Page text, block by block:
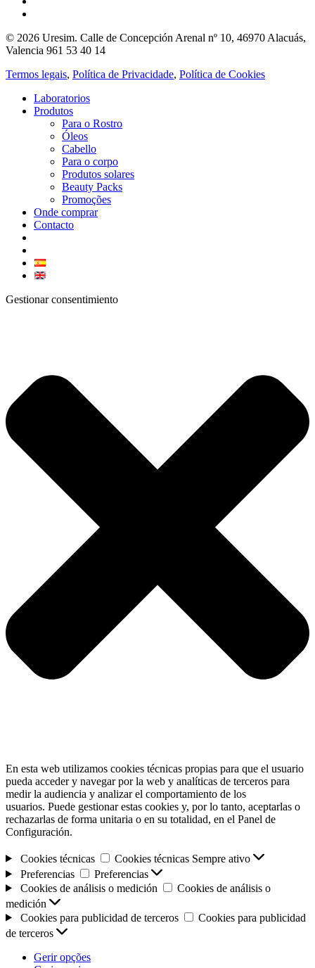
© 2026 Uresim. Calle de Concepción Arenal nº 10, 46970 Alacuás,
Valencia 961 53 40 14
Termos legais, Política de Privacidade, Política de Cookies
Laboratorios
Produtos
Para o Rostro
Óleos
Cabello
Para o corpo
Produtos solares
Beauty Packs
Promoções
Onde comprar
Contacto
Gestionar consentimiento
En esta web utilizamos cookies técnicas propias para que el usuario
pueda acceder y navegar por la web y analíticas de terceros para
medir la audiencia y analizar el comportamiento de los
usuarios. Puede gestionar estas cookies y, por lo tanto, aceptarlas o
rechazarlas de forma unitaria o en su totalidad, en el Panel de
Configuración.
Cookies técnicas Cookies técnicas Sempre ativo
Preferencias
Preferencias
Cookies de análisis o medición
Cookies de análisis o
medición
Cookies para publicidad de terceros
Cookies para publicidad
de terceros
Gerir opções